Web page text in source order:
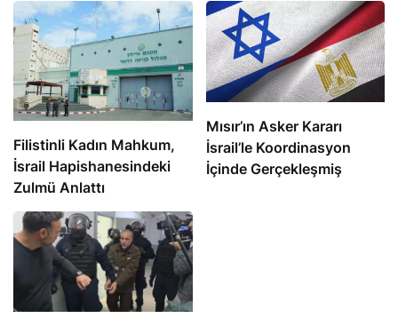
Filistinli Kadın Mahkum,
İsrail Hapishanesindeki
Zulmü Anlattı
Mısır’ın Asker Kararı
İsrail’le Koordinasyon
İçinde Gerçekleşmiş